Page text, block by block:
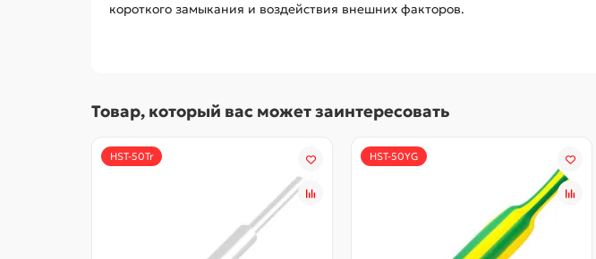
короткого замыкания и воздействия внешних факторов.
Товар, который вас может заинтересовать
HST-50Tr HST-50YG